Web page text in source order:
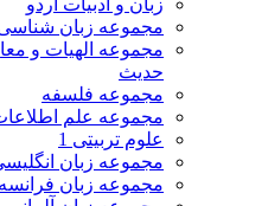
زبان و ادبیات اردو
مجموعه زبان
مجموعه الهیات و
حدیث
مجموعه فلسفه
مجموعه علم
علوم تربیتی 1
مجموعه زبان
مجموعه زبان فرانسه